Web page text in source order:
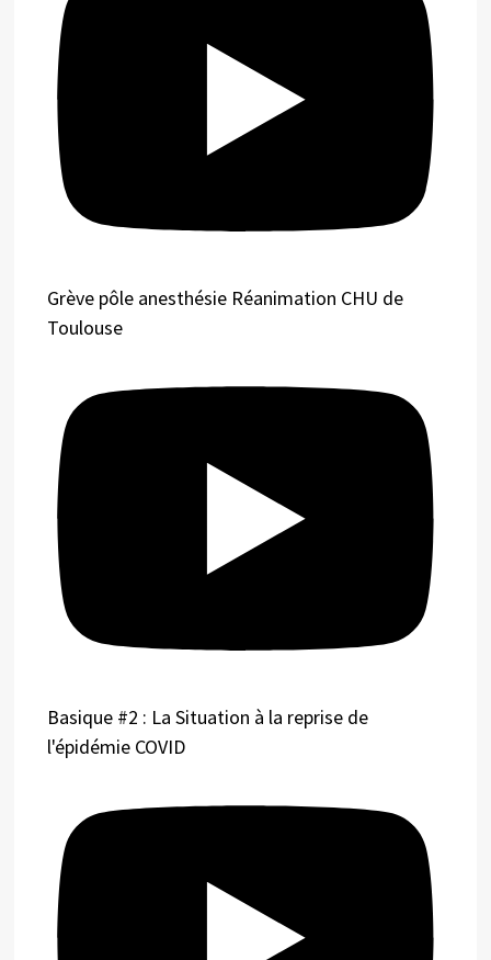
Grève pôle anesthésie Réanimation CHU de
Toulouse
Basique #2 : La Situation à la reprise de
l'épidémie COVID